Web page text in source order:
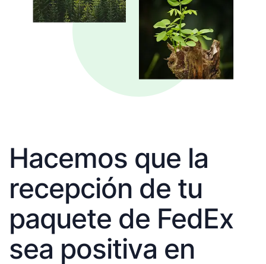
Hacemos que la
recepción de tu
paquete de FedEx
sea positiva en